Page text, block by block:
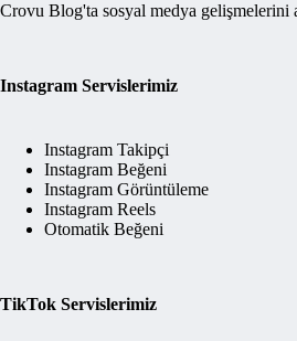
Crovu Blog'ta sosyal medya gelişmelerini
Instagram Servislerimiz
Instagram Takipçi
Instagram Beğeni
Instagram Görüntüleme
Instagram Reels
Otomatik Beğeni
TikTok Servislerimiz